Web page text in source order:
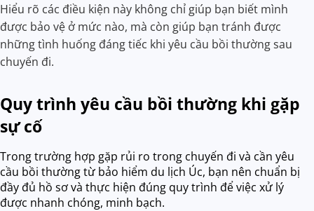
Hiểu rõ các điều kiện này không chỉ giúp bạn biết mình
được bảo vệ ở mức nào, mà còn giúp bạn tránh được
những tình huống đáng tiếc khi yêu cầu bồi thường sau
chuyến đi.
Quy trình yêu cầu bồi thường khi gặp
sự cố
Trong trường hợp gặp rủi ro trong chuyến đi và cần yêu
cầu bồi thường từ bảo hiểm du lịch Úc, bạn nên chuẩn bị
đầy đủ hồ sơ và thực hiện đúng quy trình để việc xử lý
được nhanh chóng, minh bạch.